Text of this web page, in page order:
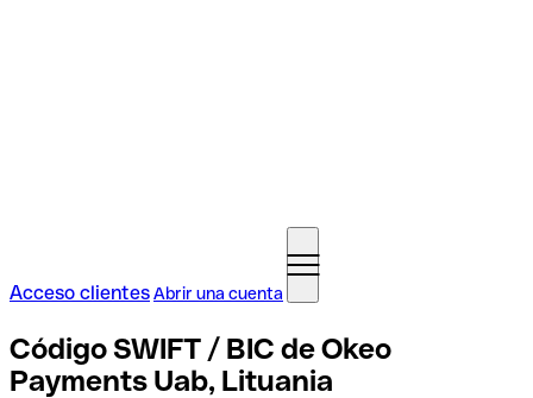
Acceso clientesAbrir una cuenta
Código SWIFT / BIC de Okeo
Payments Uab, Lituania